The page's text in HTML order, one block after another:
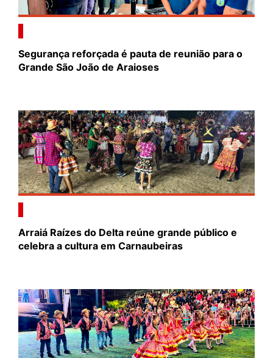
Segurança reforçada é pauta de reunião para o
Grande São João de Araioses
Arraiá Raízes do Delta reúne grande público e
celebra a cultura em Carnaubeiras